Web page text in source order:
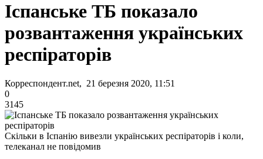
Іспанське ТБ показало
розвантаження українських
респіраторів
Корреспондент.net, 21 березня 2020, 11:51
0
3145
Скільки в Іспанію вивезли українських респіраторів і коли,
телеканал не повідомив